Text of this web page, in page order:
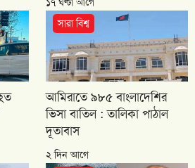
সারা বিশ্ব
আমিরাতে ৯৮৫ বাংলাদেশির
ভিসা বাতিল : তালিকা পাঠাল
দূতাবাস
২ দিন আগে